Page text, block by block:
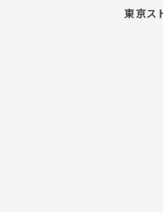
東京ス